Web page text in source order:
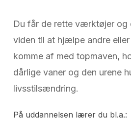
Du får de rette værktøjer og
viden til at hjælpe andre
komme af med topmaven,
dårlige vaner og den urene
livsstilsændring.
På uddannelsen lærer du bl.a.: